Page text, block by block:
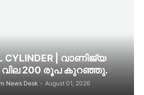
CYLINDER | വാണിജ്യ
വില 200 രൂപ കുറഞ്ഞു.
News Desk - August 01, 2026